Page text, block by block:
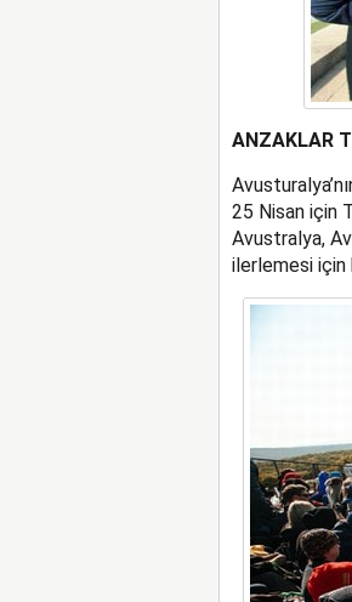
ANZAKLAR
25 Nisan için
Avustralya,
ilerlemesi için